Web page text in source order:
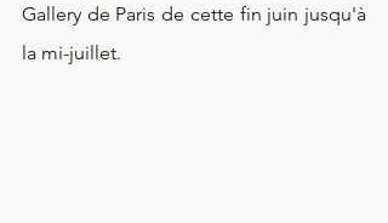
Gallery de Paris de cette fin juin jusqu'à
la mi-juillet.